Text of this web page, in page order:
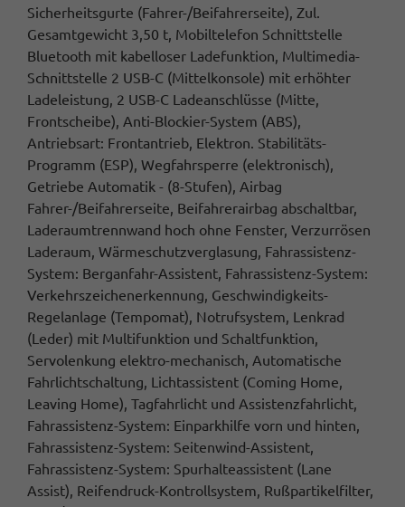
Sicherheitsgurte (Fahrer-/Beifahrerseite), Zul.
Gesamtgewicht 3,50 t, Mobiltelefon Schnittstelle
Bluetooth mit kabelloser Ladefunktion, Multimedia-
Schnittstelle 2 USB-C (Mittelkonsole) mit erhöhter
Ladeleistung, 2 USB-C Ladeanschlüsse (Mitte,
Frontscheibe), Anti-Blockier-System (ABS),
Antriebsart: Frontantrieb, Elektron. Stabilitäts-
Programm (ESP), Wegfahrsperre (elektronisch),
Getriebe Automatik - (8-Stufen), Airbag
Fahrer-/Beifahrerseite, Beifahrerairbag abschaltbar,
Laderaumtrennwand hoch ohne Fenster, Verzurrösen
Laderaum, Wärmeschutzverglasung, Fahrassistenz-
System: Berganfahr-Assistent, Fahrassistenz-System:
Verkehrszeichenerkennung, Geschwindigkeits-
Regelanlage (Tempomat), Notrufsystem, Lenkrad
(Leder) mit Multifunktion und Schaltfunktion,
Servolenkung elektro-mechanisch, Automatische
Fahrlichtschaltung, Lichtassistent (Coming Home,
Leaving Home), Tagfahrlicht und Assistenzfahrlicht,
Fahrassistenz-System: Einparkhilfe vorn und hinten,
Fahrassistenz-System: Seitenwind-Assistent,
Fahrassistenz-System: Spurhalteassistent (Lane
Assist), Reifendruck-Kontrollsystem, Rußpartikelfilter,